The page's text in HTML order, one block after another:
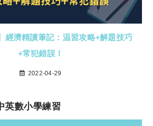
經濟精讀筆記：温習攻略+解題技巧
+常犯錯誤！
2022-04-29
英數小學練習